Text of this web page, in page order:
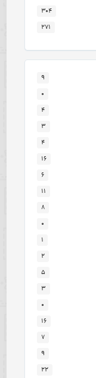
۳۰۴
۲۷۱
۹
۰
۴
۳
۴
۱۶
۶
۱۱
۸
۰
۱
۲
۵
۳
۰
۱۶
۷
۹
۲۲